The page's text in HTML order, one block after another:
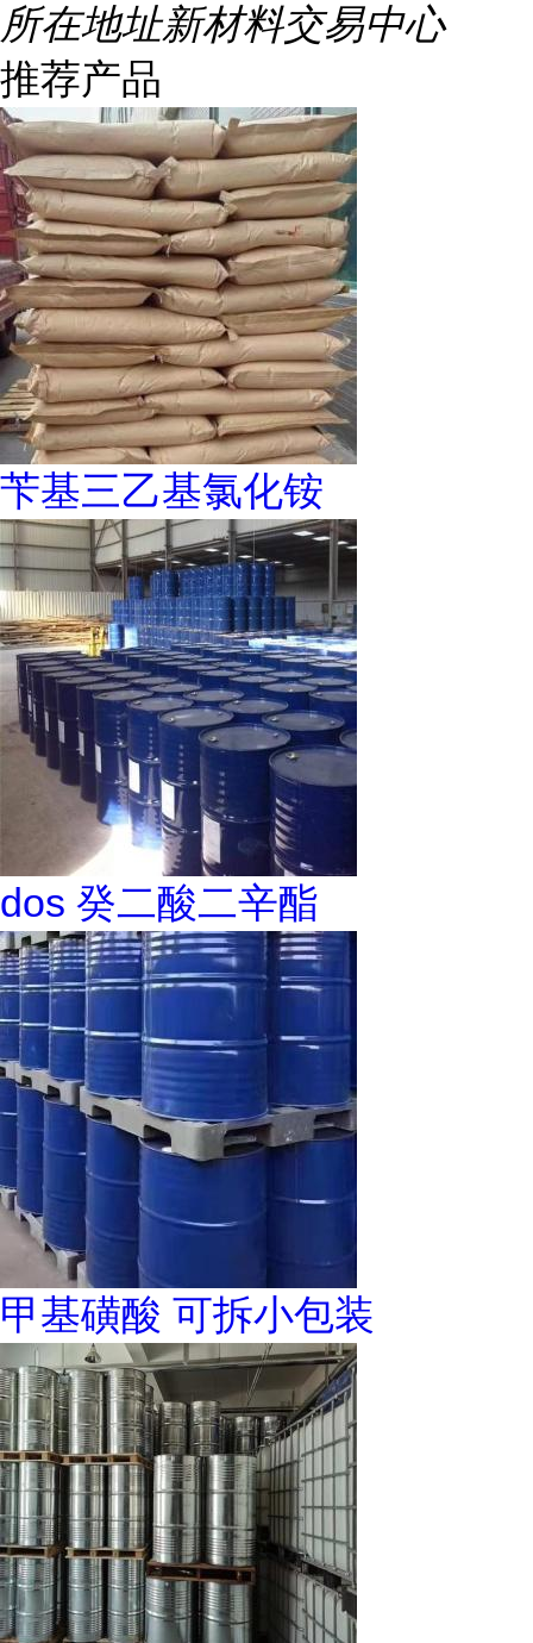
所在地址新材料交易中心
推荐产品
苄基三乙基氯化铵
dos 癸二酸二辛酯
甲基磺酸 可拆小包装